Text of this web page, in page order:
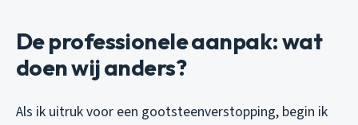
De professionele aanpak: wat
doen wij anders?
Als ik uitruk voor een gootsteenverstopping, begin ik